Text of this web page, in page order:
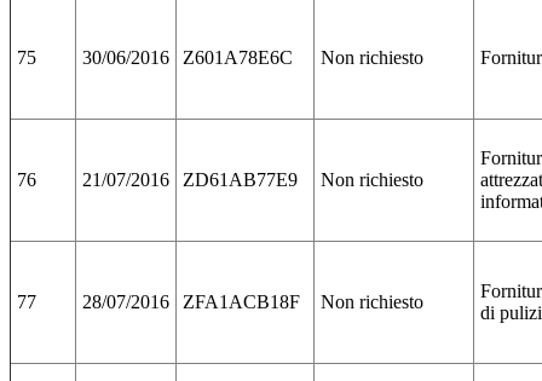
75 30/06/2016 Z601A78E6C Non richiesto
76 21/07/2016 ZD61AB77E9 Non richiesto
77 28/07/2016 ZFA1ACB18F Non richiesto
di